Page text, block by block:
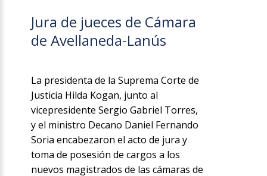
Jura de jueces de Cámara
de Avellaneda-Lanús
La presidenta de la Suprema Corte de
Justicia Hilda Kogan, junto al
vicepresidente Sergio Gabriel Torres,
y el ministro Decano Daniel Fernando
Soria encabezaron el acto de jura y
toma de posesión de cargos a los
nuevos magistrados de las cámaras de